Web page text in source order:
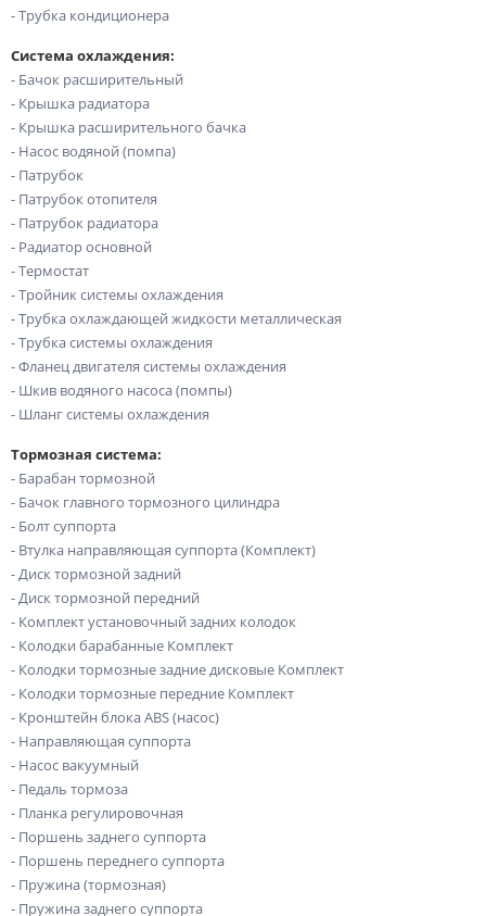
- Трубка кондиционера
Система охлаждения:
- Бачок расширительный
- Крышка радиатора
- Крышка расширительного бачка
- Насос водяной (помпа)
- Патрубок
- Патрубок отопителя
- Патрубок радиатора
- Радиатор основной
- Термостат
- Тройник системы охлаждения
- Трубка охлаждающей жидкости металлическая
- Трубка системы охлаждения
- Фланец двигателя системы охлаждения
- Шкив водяного насоса (помпы)
- Шланг системы охлаждения
Тормозная система:
- Барабан тормозной
- Бачок главного тормозного цилиндра
- Болт суппорта
- Втулка направляющая суппорта (Комплект)
- Диск тормозной задний
- Диск тормозной передний
- Комплект установочный задних колодок
- Колодки барабанные Комплект
- Колодки тормозные задние дисковые Комплект
- Колодки тормозные передние Комплект
- Кронштейн блока ABS (насос)
- Направляющая суппорта
- Насос вакуумный
- Педаль тормоза
- Планка регулировочная
- Поршень заднего суппорта
- Поршень переднего суппорта
- Пружина (тормозная)
- Пружина заднего суппорта